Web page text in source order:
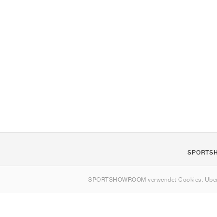
SPORTSHOWROOM verwendet Cookies.
Kontakt